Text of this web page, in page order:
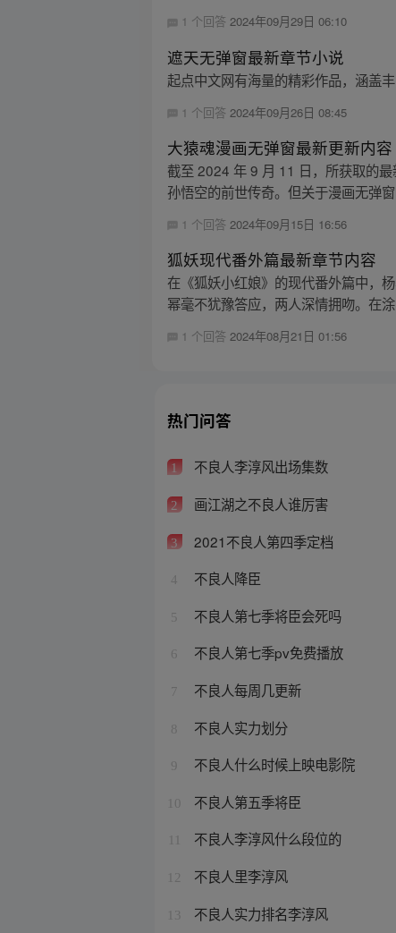
1 个回答2024年09月29日 06:10
遮天无弹窗最新章节小说
起点中文网有海量的精彩作品，涵盖
1 个回答 2024年09月26日 08:45
大猿魂漫画无弹窗最新更新内容
截至 2024 年 9 月 11 日，所获取的
孙悟空的前世传奇。但关于漫画无弹
1 个回答 2024年09月15日 16:56
狐妖现代番外篇最新章节内容
在《狐妖小红娘》的现代番外篇中，
幂毫不犹豫答应，两人深情拥吻。在
1 个回答2024年08月21日 01:56
热门问答
1 不良人李淳风出场集数
2 画江湖之不良人谁厉害
3 2021不良人第四季定档
4 不良人降臣
5 不良人第七季将臣会死吗
6 不良人第七季pv免费播放
7 不良人每周几更新
8 不良人实力划分
9 不良人什么时候上映电影院
10 不良人第五季将臣
不良人李淳风什么段位的
12 不良人里李淳风
13 不良人实力排名李淳风